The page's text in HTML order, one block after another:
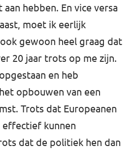
hebben. En vice versa
moet ik eerlijk
gewoon heel graag dat
20 jaar trots op me zijn.
en heb
opbouwen van een
Trots dat Europeanen
effectief kunnen
dat de politiek hen dan